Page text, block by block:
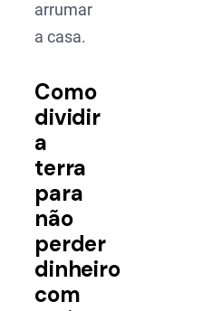
arrumar
a casa.
Como
dividir
a
terra
para
não
perder
dinheiro
com